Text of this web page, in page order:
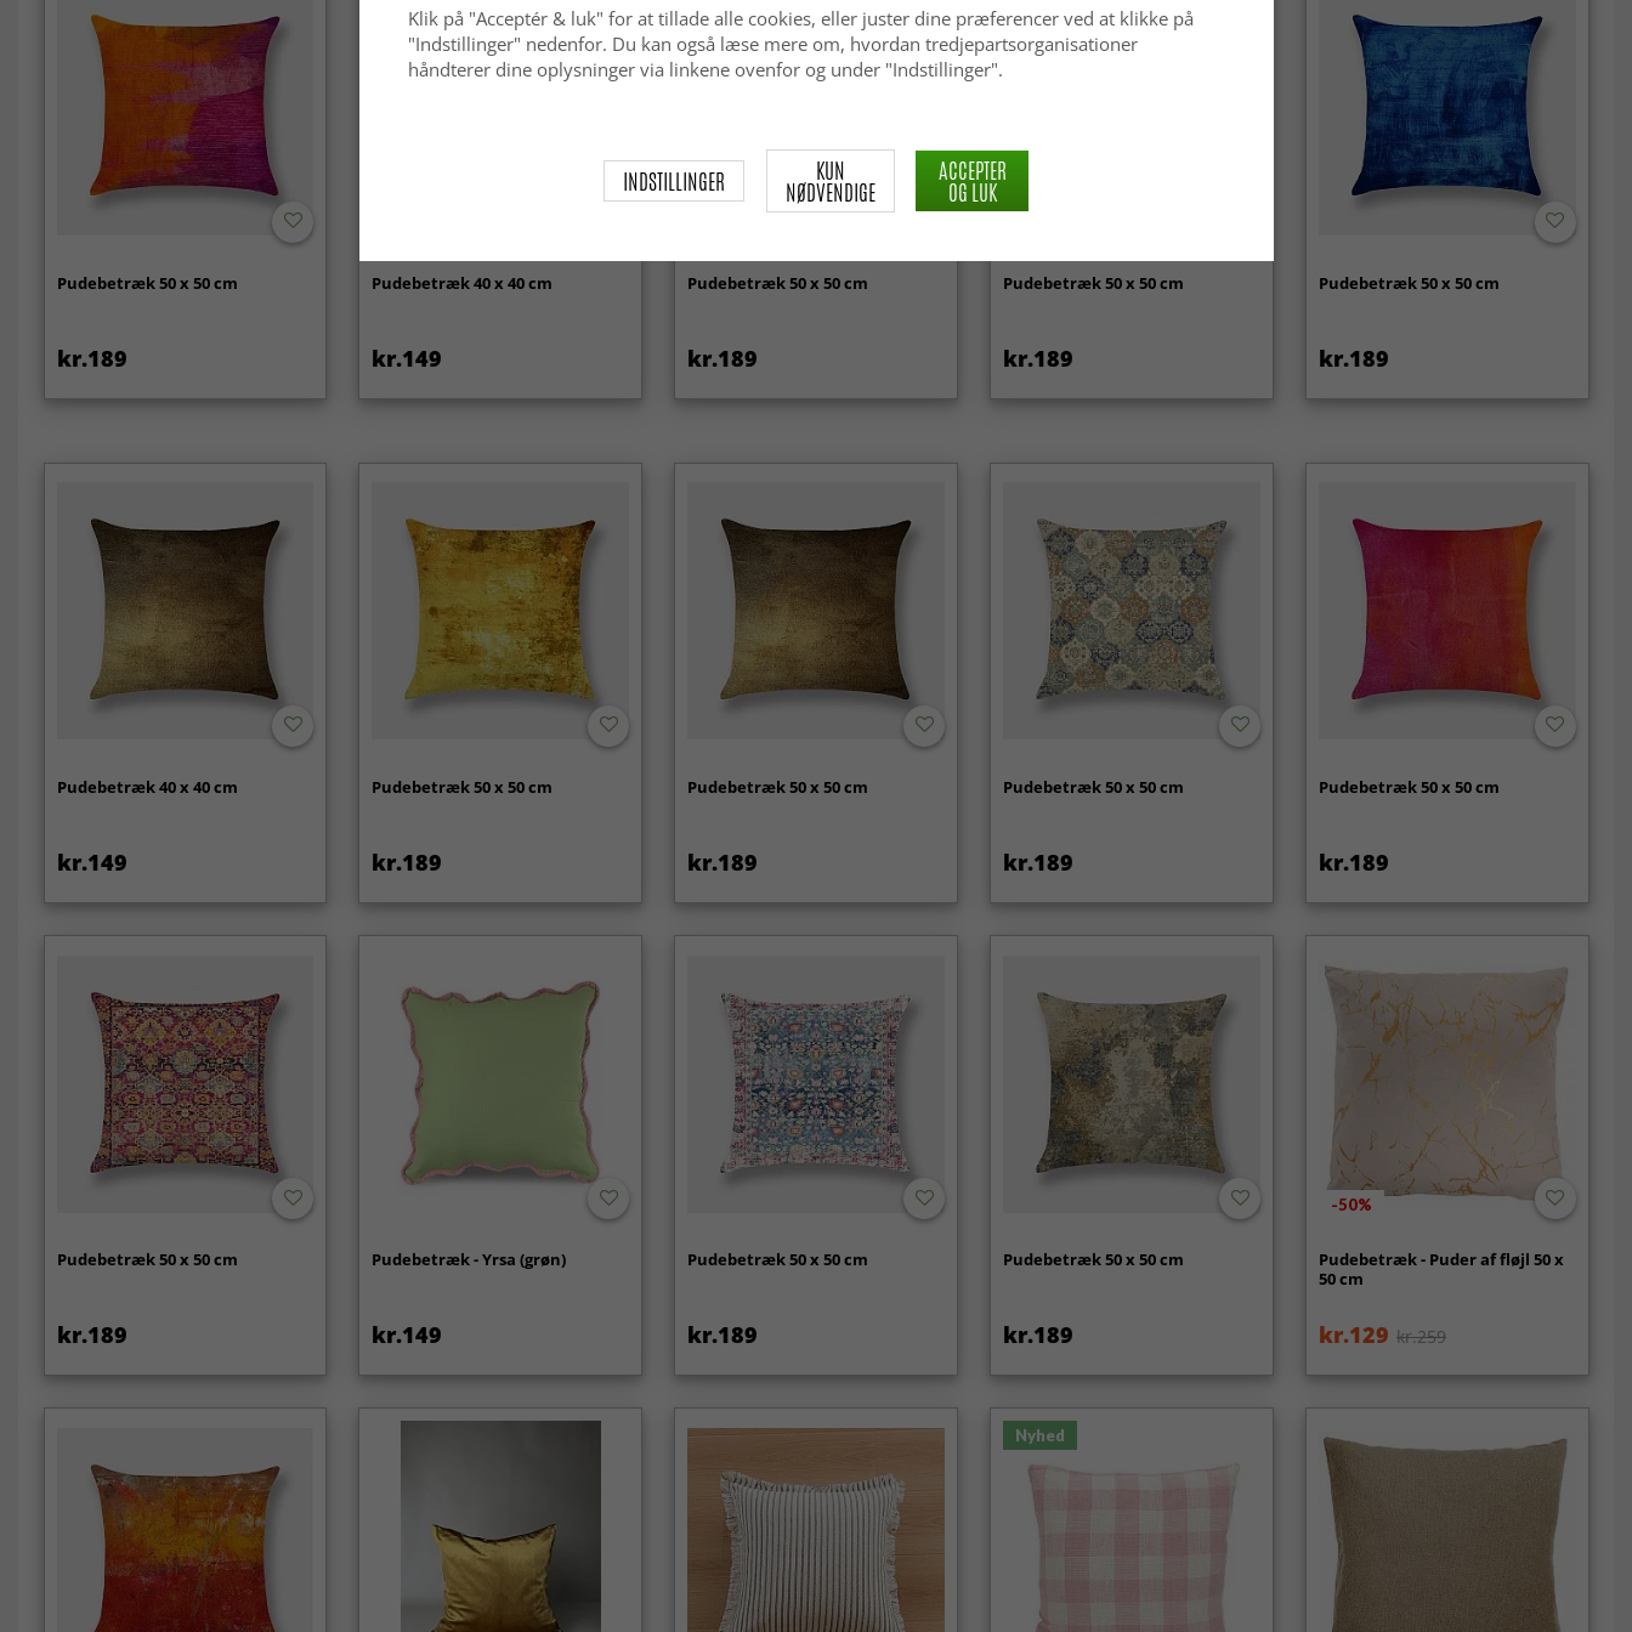
Pudebetræk 50 x 50 cm
kr.189
Pudebetræk 40 x 40 cm
kr.149
Pudebetræk 50 x 50 cm
kr.189
Pudebetræk 50 x 50 cm
kr.189
Pudebetræk 50 x 50 cm
kr.189
Pudebetræk 40 x 40 cm
kr.149
Pudebetræk 50 x 50 cm
kr.189
Pudebetræk 50 x 50 cm
kr.189
Pudebetræk 50 x 50 cm
kr.189
Pudebetræk 50 x 50 cm
kr.189
Pudebetræk 50 x 50 cm
kr.189
Pudebetræk - Yrsa (grøn)
kr.149
Pudebetræk 50 x 50 cm
kr.189
Pudebetræk 50 x 50 cm
kr.189
-50%
Pudebetræk - Puder af fløjl 50 x
50 cm
kr.129 kr.259
Nyhed
Klik på "Acceptér & luk" for at tillade alle cookies, eller juster dine præferencer ved at klikke på
"Indstillinger" nedenfor. Du kan også læse mere om, hvordan tredjepartsorganisationer
håndterer dine oplysninger via linkene ovenfor og under "Indstillinger".
INDSTILLINGER KUN
NØDVENDIGE
ACCEPTER
OG LUK